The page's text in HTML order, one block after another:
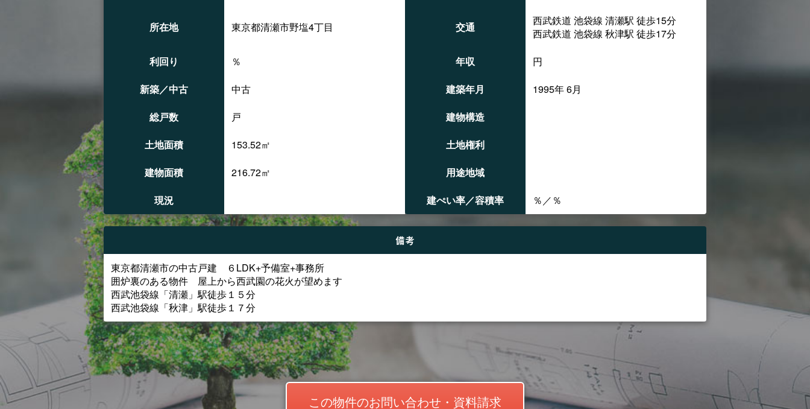
所在地 東京都清瀬市野塩4丁目 交通
西武鉄道 池袋線 清瀬駅 徒歩15分
西武鉄道 池袋線 秋津駅 徒歩17分
利回り
％ 年収
円
新築／中古
中古 建築年月
1995年 6月
総戸数
戸
建物構造
土地面積
153.52㎡
土地権利
建物面積
216.72㎡
用途地域
現況
建ぺい率／容積率 ％／％
備考
東京都清瀬市の中古戸建 ６LDK+予備室+事務所
囲炉裏のある物件 屋上から西武園の花火が望めます
西武池袋線「清瀬」駅徒歩１５分
西武池袋線「秋津」駅徒歩１７分